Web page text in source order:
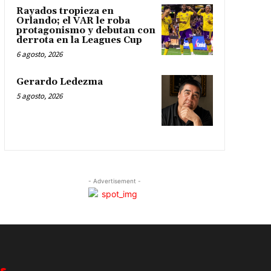
Rayados tropieza en
Orlando; el VAR le roba
protagonismo y debutan con
derrota en la Leagues Cup
6 agosto, 2026
Gerardo Ledezma
5 agosto, 2026
- Advertisement -